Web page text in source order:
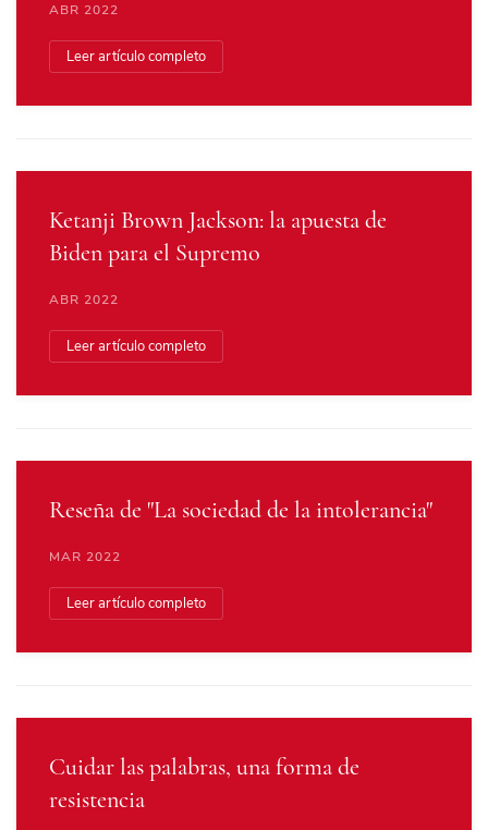
ABR 2022
Leer artículo completo
Ketanji Brown Jackson: la apuesta de
Biden para el Supremo
ABR 2022
Leer artículo completo
Reseña de "La sociedad de la intolerancia"
MAR 2022
Leer artículo completo
Cuidar las palabras, una forma de
resistencia